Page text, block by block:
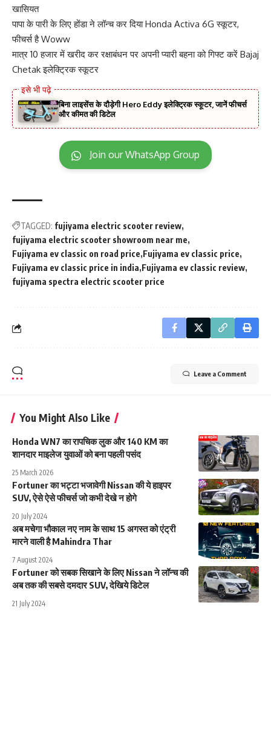
खासियत
पापा के पारी के लिए होंडा ने लॉन्च कर दिया Honda Activa 6G स्कूटर,
फीचर्स है Woww
मात्र 10 हजार में खरीद कर रक्षाबंधन पर अपनी प्यारी बहना को गिफ्ट करें Bajaj
Chetak इलेक्ट्रिक स्कूटर
बिना लाइसेंस के दौड़ेगी Hero Eddy इलेक्ट्रिक स्कूटर, जानें फीचर्स
और कीमत की डिटेल
Join our WhatsApp Group
TAGGED: fujiyama electric scooter review
fujiyama electric scooter showroom near me
Fujiyama ev classic on road price Fujiyama ev classic price
Fujiyama ev classic price in india Fujiyama ev classic review
fujiyama spectra electric scooter price
Leave a Comment
You Might Also Like
Honda WN7 का रापचिक लुक और 140 KM का
शानदार माइलेज युवाओं को बना पहली पसंद
25 March 2026
Fortuner का भट्टा भजावेगी Nissan की ये हाइपर
SUV, ऐसे ऐसे फीचर्स जो कभी देखे न होगे
20 July 2024
अब मचेगा भौकाल नए नाम के साथ 15 अगस्त को एंट्री
मारने वाली है Mahindra Thar
7 August 2024
Fortuner को सबक सिखाने के लिए Nissan ने लॉन्च की
अब तक की सबसे दमदार SUV, देखिये डिटेल
21 July 2024